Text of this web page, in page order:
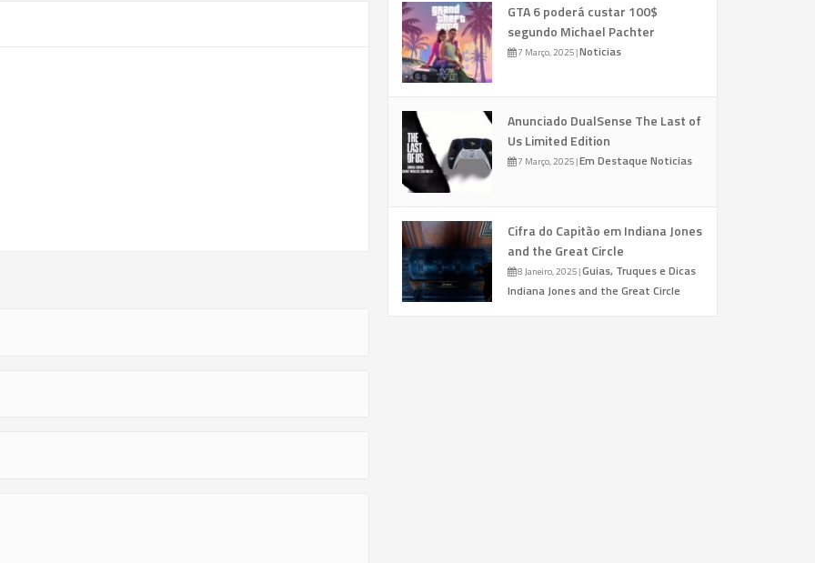
GTA 6 poderá custar 100$
segundo Michael Pachter
7 Março, 2025|Noticias
Anunciado DualSense The Last of
Us Limited Edition
7 Março, 2025|Em Destaque Noticias
Cifra do Capitão em Indiana Jones
and the Great Circle
8 Janeiro, 2025|Guias, Truques e Dicas
Indiana Jones and the Great Circle